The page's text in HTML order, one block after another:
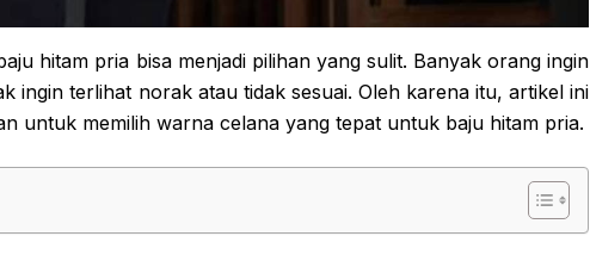
hitam pria bisa menjadi pilihan yang sulit. Banyak orang ingin
ingin terlihat norak atau tidak sesuai. Oleh karena itu, artikel ini
untuk memilih warna celana yang tepat untuk baju hitam pria.